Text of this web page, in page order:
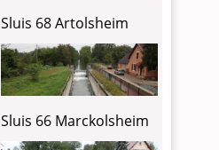
Sluis 68 Artolsheim
Sluis 66 Marckolsheim